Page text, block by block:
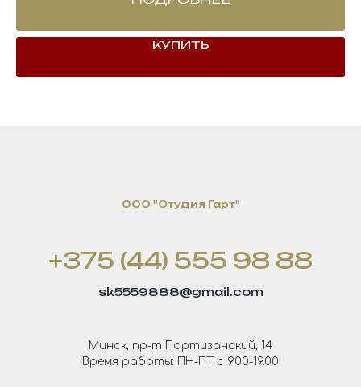
КУПИТЬ
OOO "Студия Гарт"
+375 (44) 555 98 88
sk5559888@gmail.com
Минск, пр-т Партизанский, 14
Время работы: ПН-ПТ с 9.00-19.00